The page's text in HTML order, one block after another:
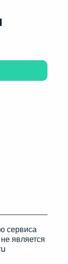
сервиса
является